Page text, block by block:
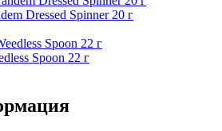
Dressed Spinner 20 г
Spoon 22 г